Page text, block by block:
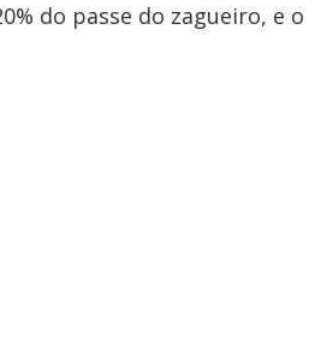
do passe do zagueiro, e o